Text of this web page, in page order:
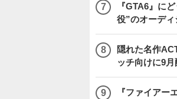
『GTA6』に
役”のオーデ
隠れた名作
ッチ向けに9
『ファイアー